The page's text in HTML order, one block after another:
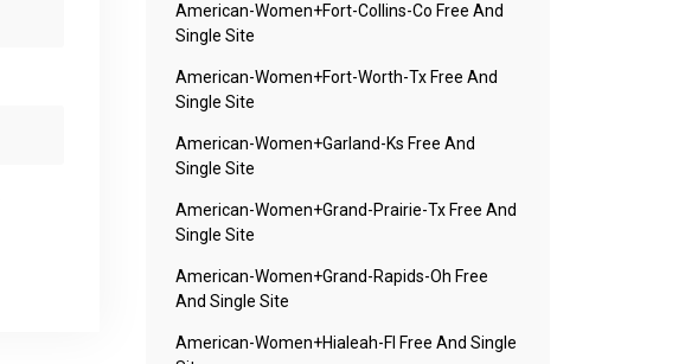
American-Women+fort-Collins-Co Free And
Single Site
American-Women+fort-Worth-Tx Free And
Single Site
American-Women+garland-Ks Free And
Single Site
American-Women+grand-Prairie-Tx Free And
Single Site
American-Women+grand-Rapids-Oh Free
And Single Site
American-Women+hialeah-Fl Free And Single